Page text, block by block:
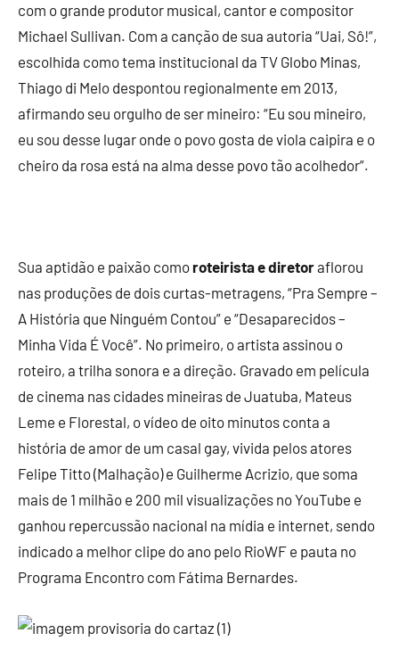
com o grande produtor musical, cantor e compositor
Michael Sullivan. Com a canção de sua autoria “Uai, Sô!”,
escolhida como tema institucional da TV Globo Minas,
Thiago di Melo despontou regionalmente em 2013,
afirmando seu orgulho de ser mineiro: “Eu sou mineiro,
eu sou desse lugar onde o povo gosta de viola caipira e o
cheiro da rosa está na alma desse povo tão acolhedor”.
Sua aptidão e paixão comoroteirista e diretoraflorou
nas produções de dois curtas-metragens, “Pra Sempre –
A História que Ninguém Contou” e “Desaparecidos –
Minha Vida É Você”. No primeiro, o artista assinou o
roteiro, a trilha sonora e a direção. Gravado em película
de cinema nas cidades mineiras de Juatuba, Mateus
Leme e Florestal, o vídeo de oito minutos conta a
história de amor de um casal gay, vivida pelos atores
Felipe Titto (Malhação) e Guilherme Acrizio, que soma
mais de 1 milhão e 200 mil visualizações no YouTube e
ganhou repercussão nacional na mídia e internet, sendo
indicado a melhor clipe do ano pelo RioWF e pauta no
Programa Encontro com Fátima Bernardes.